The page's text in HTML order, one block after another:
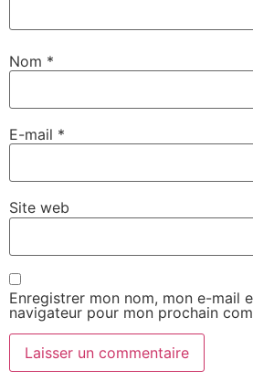
Nom *
E-mail *
Site web
Enregistrer mon nom, mon e-mail
navigateur pour mon prochain